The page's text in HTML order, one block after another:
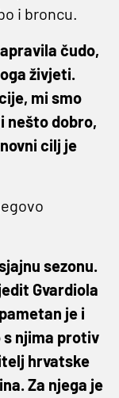
i broncu.
čudo,
živjeti.
mi smo
nešto dobro,
cilj je
sezonu.
Gvardiola
je i
s njima protiv
hrvatske
Za njega je